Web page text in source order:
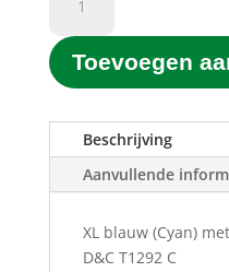
Printgroen®
huismerk
T1292
C
(Cyan)
(15ML)
aantal
Toevoegen
Beschrijving
Aanvullende
XL blauw (Cyan)
D&C T1292 C